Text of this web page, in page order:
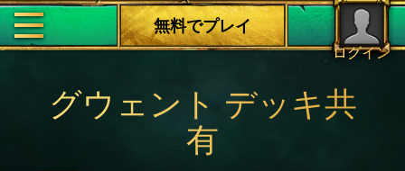
ログイン
無料でプレイ
グウェント デッキ共
有